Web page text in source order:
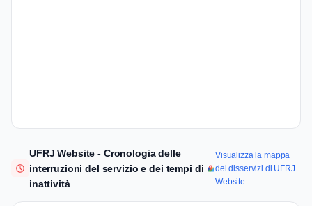
UFRJ Website - Cronologia delle
interruzioni del servizio e dei tempi di
inattività
Visualizza la mappa
dei disservizi di UFRJ
Website